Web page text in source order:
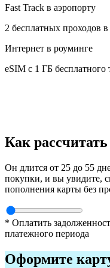
Fast Track в аэропорту
2 бесплатных проходов в
Интернет в роуминге
eSIM с 1 ГБ бесплатного
Как
Он длится от 25 до 55
покупки, и вы увидите,
пополнения карты без
* Оплатить
платежного периода
Оформите